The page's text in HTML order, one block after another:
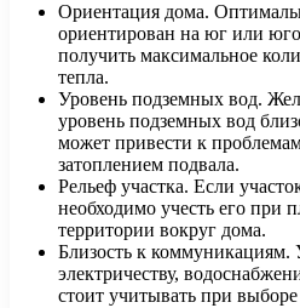
Ориентация дома.
ориентирован на юг или
получить максимальное
тепла.
Уровень подземных вод.
уровень подземных вод
может привести к
затоплением подвала.
Рельеф участка. Если
необходимо учесть его при
территории вокруг дома.
Близость к коммуникациям.
электричеству,
стоит учитывать при